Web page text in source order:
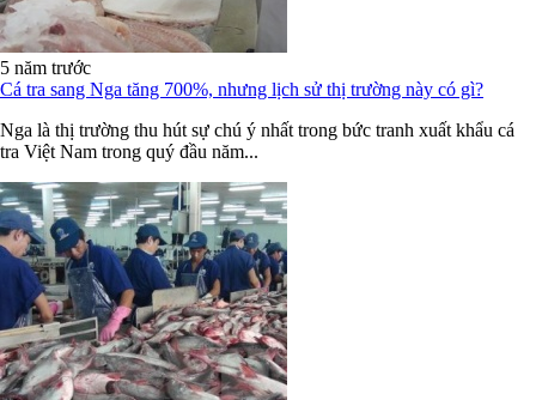
5 năm trước
Cá tra sang Nga tăng 700%, nhưng lịch sử thị trường này có gì?
Nga là thị trường thu hút sự chú ý nhất trong bức tranh xuất khẩu cá
tra Việt Nam trong quý đầu năm...